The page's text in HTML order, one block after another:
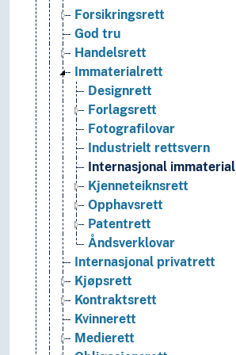
Forsikringsrett
God tru
Handelsrett
Immaterialrett
Designrett
Forlagsrett
Fotografilovar
Industrielt rettsvern
Internasjonal
Kjenneteiknsrett
Opphavsrett
Patentrett
Åndsverklovar
Internasjonal privatrett
Kjøpsrett
Kontraktsrett
Kvinnerett
Medierett